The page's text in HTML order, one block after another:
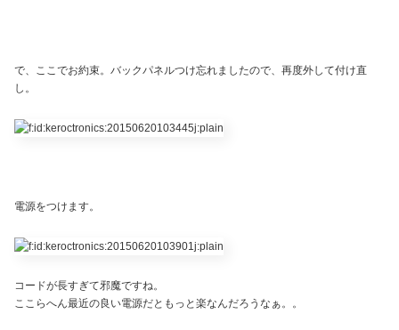
で、ここでお約束。バックパネルつけ忘れましたので、再度外して付け直
し。
電源をつけます。
コードが長すぎて邪魔ですね。
ここらへん最近の良い電源だともっと楽なんだろうなぁ。。